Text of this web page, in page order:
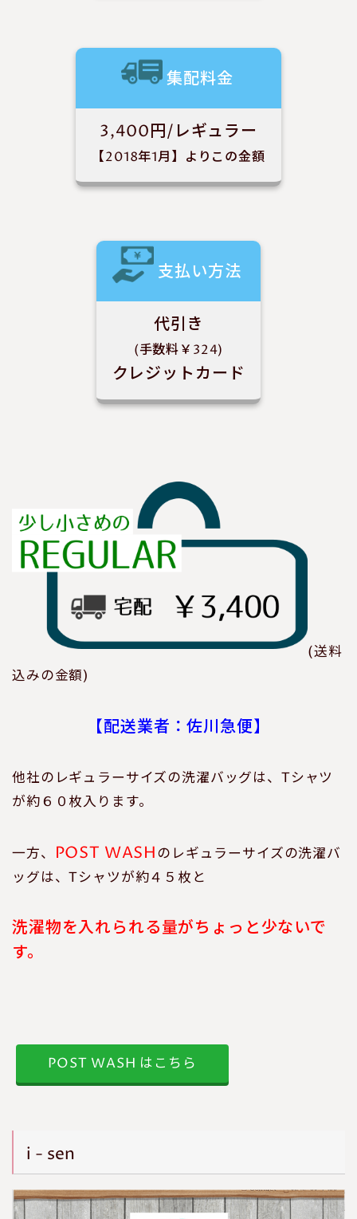
集配料金
3,400円/レギュラー
【2018年1月】よりこの金額
支払い方法
代引き
(手数料￥324)
クレジットカード
(送料
込みの金額)
【配送業者：佐川急便】
他社のレギュラーサイズの洗濯バッグは、Tシャツ
が約６０枚入ります。
一方、 POST WASHのレギュラーサイズの洗濯バ
ッグは、Tシャツが約４５枚と
洗濯物を入れられる量がちょっと少ないで
す。
POST WASH はこちら
i - sen